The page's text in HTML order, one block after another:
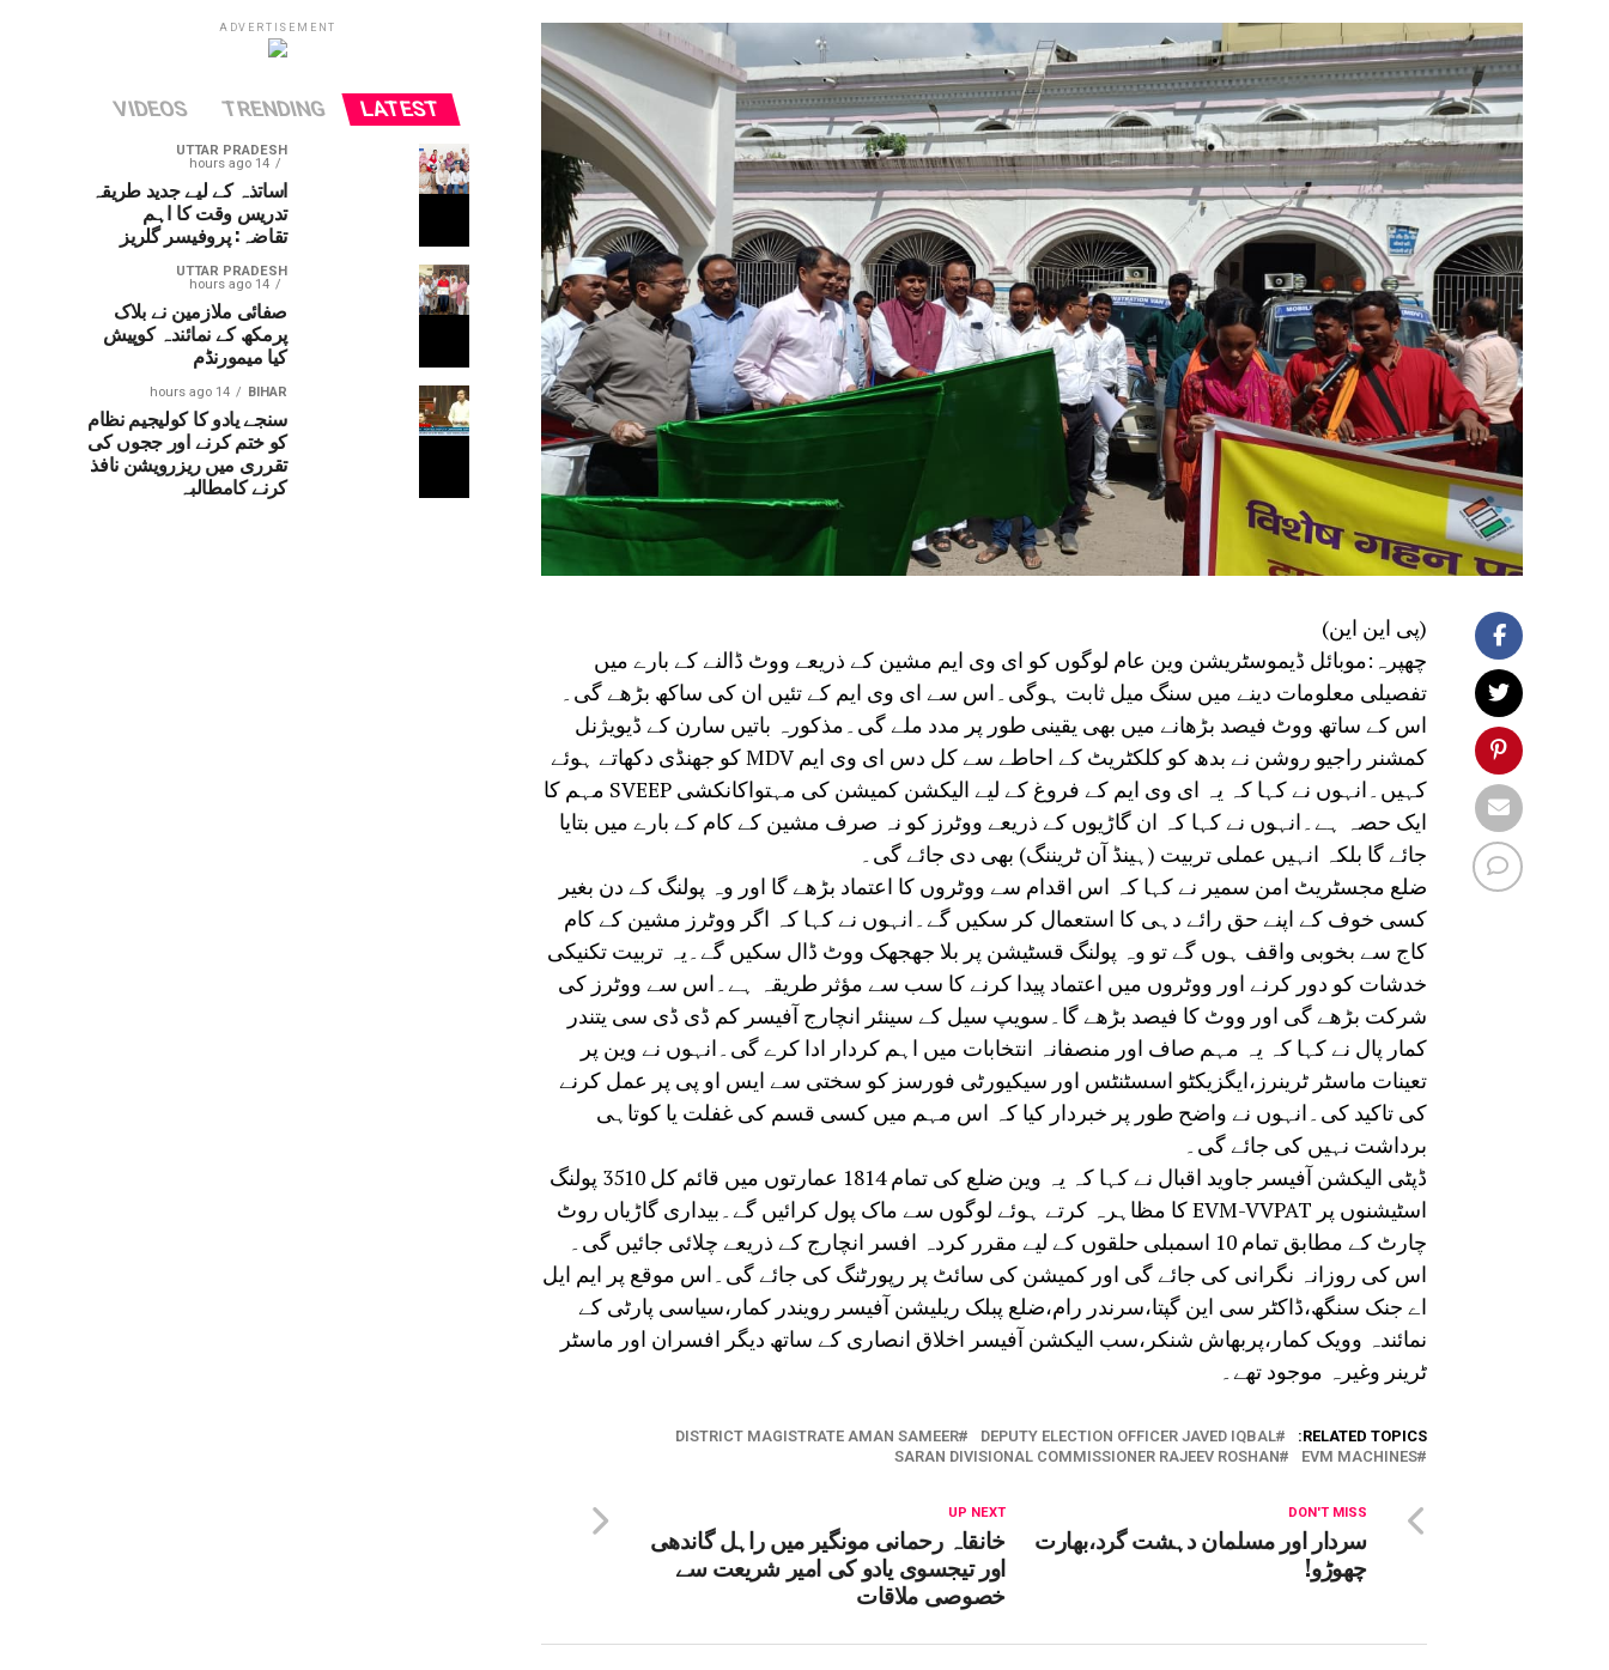
(پی این این)
چھپرہ:موبائل ڈیموسٹریشن وین عام لوگوں کو ای وی ایم مشین کے ذریعے ووٹ ڈالنے کے بارے میں
تفصیلی معلومات دینے میں سنگ میل ثابت ہوگی۔اس سے ای وی ایم کے تئیں ان کی ساکھ بڑھے گی۔
اس کے ساتھ ووٹ فیصد بڑھانے میں بھی یقینی طور پر مدد ملے گی۔مذکورہ باتیں سارن کے ڈیویژنل
کمشنر راجیو روشن نے بدھ کو کلکٹریٹ کے احاطے سے کل دس ای وی ایم MDV کو جھنڈی دکھاتے ہوئے
کہیں۔انہوں نے کہا کہ یہ ای وی ایم کے فروغ کے لیے الیکشن کمیشن کی مہتواکانکشی SVEEP مہم کا
ایک حصہ ہے۔انہوں نے کہا کہ ان گاڑیوں کے ذریعے ووٹرز کو نہ صرف مشین کے کام کے بارے میں بتایا
جائے گا بلکہ انہیں عملی تربیت (ہینڈ آن ٹریننگ) بھی دی جائے گی۔
ضلع مجسٹریٹ امن سمیر نے کہا کہ اس اقدام سے ووٹروں کا اعتماد بڑھے گا اور وہ پولنگ کے دن بغیر
کسی خوف کے اپنے حق رائے دہی کا استعمال کر سکیں گے۔انہوں نے کہا کہ اگر ووٹرز مشین کے کام
کاج سے بخوبی واقف ہوں گے تو وہ پولنگ قسٹیشن پر بلا جھجھک ووٹ ڈال سکیں گے۔یہ تربیت تکنیکی
خدشات کو دور کرنے اور ووٹروں میں اعتماد پیدا کرنے کا سب سے مؤثر طریقہ ہے۔اس سے ووٹرز کی
شرکت بڑھے گی اور ووٹ کا فیصد بڑھے گا۔سویپ سیل کے سینئر انچارج آفیسر کم ڈی ڈی سی یتندر
کمار پال نے کہا کہ یہ مہم صاف اور منصفانہ انتخابات میں اہم کردار ادا کرے گی۔انہوں نے وین پر
تعینات ماسٹر ٹرینرز،ایگزیکٹو اسسٹنٹس اور سیکیورٹی فورسز کو سختی سے ایس او پی پر عمل کرنے
کی تاکید کی۔انہوں نے واضح طور پر خبردار کیا کہ اس مہم میں کسی قسم کی غفلت یا کوتاہی
برداشت نہیں کی جائے گی۔
ڈپٹی الیکشن آفیسر جاوید اقبال نے کہا کہ یہ وین ضلع کی تمام 1814 عمارتوں میں قائم کل 3510 پولنگ
اسٹیشنوں پر EVM-VVPAT کا مظاہرہ کرتے ہوئے لوگوں سے ماک پول کرائیں گے۔بیداری گاڑیاں روٹ
چارٹ کے مطابق تمام 10 اسمبلی حلقوں کے لیے مقرر کردہ افسر انچارج کے ذریعے چلائی جائیں گی۔
اس کی روزانہ نگرانی کی جائے گی اور کمیشن کی سائٹ پر رپورٹنگ کی جائے گی۔اس موقع پر ایم ایل
اے جنک سنگھ،ڈاکٹر سی این گپتا،سرندر رام،ضلع پبلک ریلیشن آفیسر رویندر کمار،سیاسی پارٹی کے
نمائندہ وویک کمار،پربھاش شنکر،سب الیکشن آفیسر اخلاق انصاری کے ساتھ دیگر افسران اور ماسٹر
ٹرینر وغیرہ موجود تھے۔
RELATED TOPICS:
DEPUTY ELECTION OFFICER JAVED IQBAL
DISTRICT MAGISTRATE AMAN SAMEER
EVM MACHINES
SARAN DIVISIONAL COMMISSIONER RAJEEV ROSHAN
UP NEXT
خانقاہ رحمانی مونگیر میں راہل گاندھی
اور تیجسوی یادو کی امیر شریعت سے
خصوصی ملاقات
DON'T MISS
سردار اور مسلمان دہشت گرد،بھارت
چھوڑو!
ADVERTISEMENT
LATEST
TRENDING
VIDEOS
UTTAR PRADESH
14 hours ago
اساتذہ کے لیے جدید طریقہ
تدریس وقت کا اہم
تقاضہ: پروفیسر گلریز
UTTAR PRADESH
14 hours ago
صفائی ملازمین نے بلاک
پرمکھ کے نمائندہ کوپیش
کیا میمورنڈم
BIHAR
14 hours ago
سنجے یادو کا کولیجیم نظام
کو ختم کرنے اور ججوں کی
تقرری میں ریزرویشن نافذ
کرنے کامطالبہ